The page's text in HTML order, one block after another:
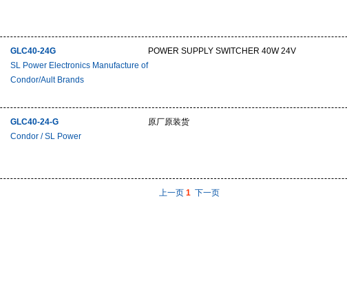
GLC40-24G
SL Power Electronics Manufacture of
Condor/Ault Brands
POWER SUPPLY SWITCHER 40W 24V
GLC40-24-G
Condor / SL Power
原厂原装货
上一页 1 下一页